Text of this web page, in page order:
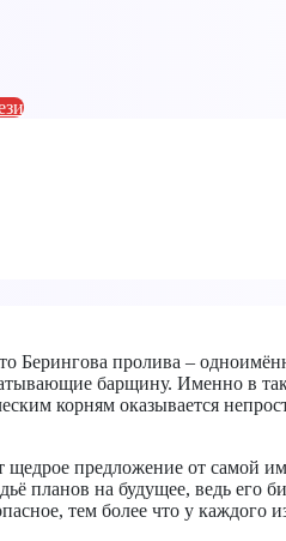
пролива –
барщину. Именно в
корням оказывается
щедрое предложение от самой
планов на будущее, ведь его
тем более что у каждого